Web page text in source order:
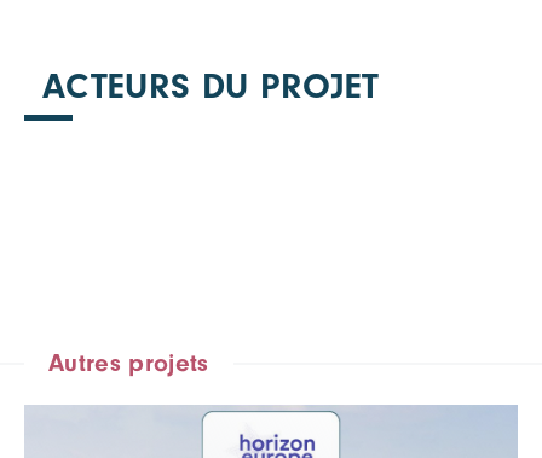
ACTEURS DU PROJET
Autres projets